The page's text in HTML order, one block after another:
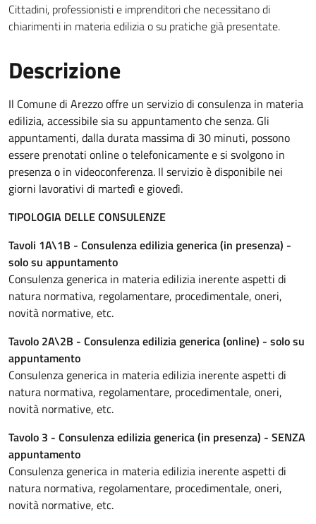
Cittadini, professionisti e imprenditori che necessitano di
chiarimenti in materia edilizia o su pratiche già presentate.
Descrizione
Il Comune di Arezzo offre un servizio di consulenza in materia
edilizia, accessibile sia su appuntamento che senza. Gli
appuntamenti, dalla durata massima di 30 minuti, possono
essere prenotati online o telefonicamente e si svolgono in
presenza o in videoconferenza. Il servizio è disponibile nei
giorni lavorativi di martedì e giovedì.
TIPOLOGIA DELLE CONSULENZE
Tavoli 1A\1B - Consulenza edilizia generica (in presenza) -
solo su appuntamento
Consulenza generica in materia edilizia inerente aspetti di
natura normativa, regolamentare, procedimentale, oneri,
novità normative, etc.
Tavolo 2A\2B - Consulenza edilizia generica (online) - solo su
appuntamento
Consulenza generica in materia edilizia inerente aspetti di
natura normativa, regolamentare, procedimentale, oneri,
novità normative, etc.
Tavolo 3 - Consulenza edilizia generica (in presenza) - SENZA
appuntamento
Consulenza generica in materia edilizia inerente aspetti di
natura normativa, regolamentare, procedimentale, oneri,
novità normative, etc.